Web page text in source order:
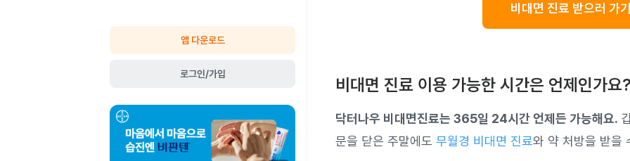
앱 다운로드
로그인/가입
비대면 진료 받으러 가
비대면 진료 이용 가능한 시간은 언제인가요
닥터나우 비대면진료는 365일 24시간 언제든 가능해요.
문을 닫은 주말에도 무월경 비대면 진료와 약 처방을 받을